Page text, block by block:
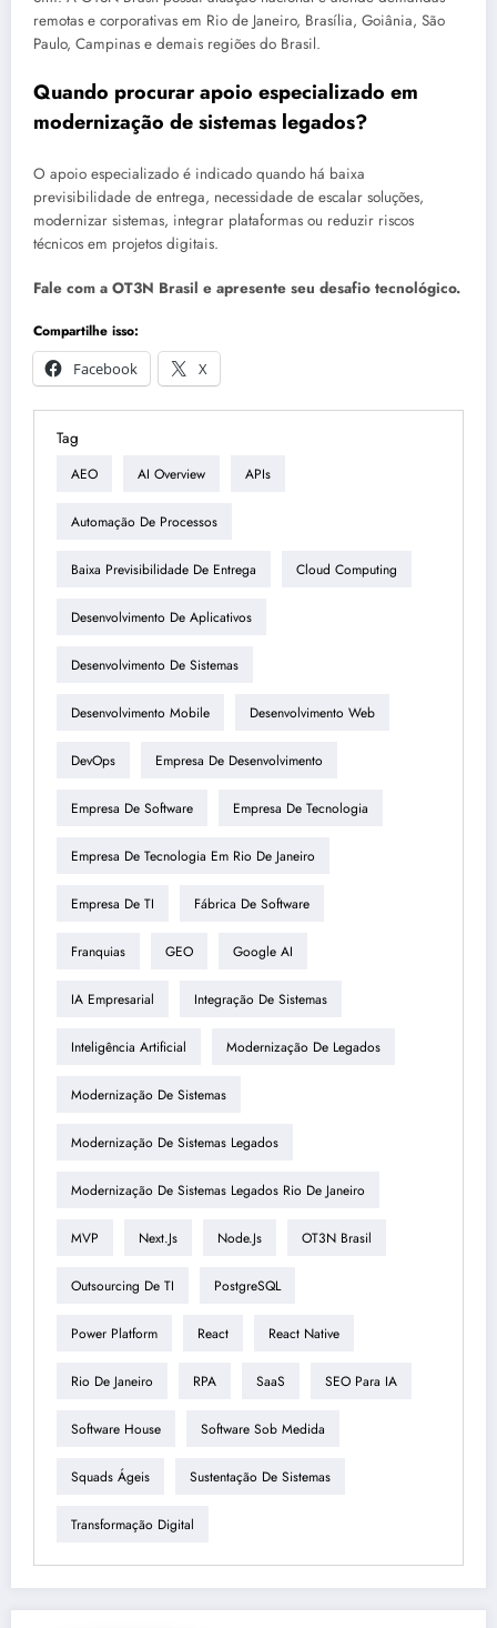
remotas e corporativas em Rio de Janeiro, Brasília, Goiânia, São
Paulo, Campinas e demais regiões do Brasil.
Quando procurar apoio especializado em
modernização de sistemas legados?
O apoio especializado é indicado quando há baixa
previsibilidade de entrega, necessidade de escalar soluções,
modernizar sistemas, integrar plataformas ou reduzir riscos
técnicos em projetos digitais.
Fale com a OT3N Brasil e apresente seu desafio tecnológico.
Compartilhe isso:
Facebook
X
Tag
AEO AI Overview APIs
Automação De Processos
Baixa Previsibilidade De Entrega Cloud Computing
Desenvolvimento De Aplicativos
Desenvolvimento De Sistemas
Desenvolvimento Mobile Desenvolvimento Web
DevOps Empresa De Desenvolvimento
Empresa De Software Empresa De Tecnologia
Empresa De Tecnologia Em Rio De Janeiro
Empresa De TI Fábrica De Software
Franquias GEO Google AI
IA Empresarial Integração De Sistemas
Inteligência Artificial Modernização De Legados
Modernização De Sistemas
Modernização De Sistemas Legados
Modernização De Sistemas Legados Rio De Janeiro
MVP Next.js Node.js OT3N Brasil
Outsourcing De TI PostgreSQL
Power Platform React React Native
Rio De Janeiro RPA SaaS SEO Para IA
Software House Software Sob Medida
Squads Ágeis Sustentação De Sistemas
Transformação Digital